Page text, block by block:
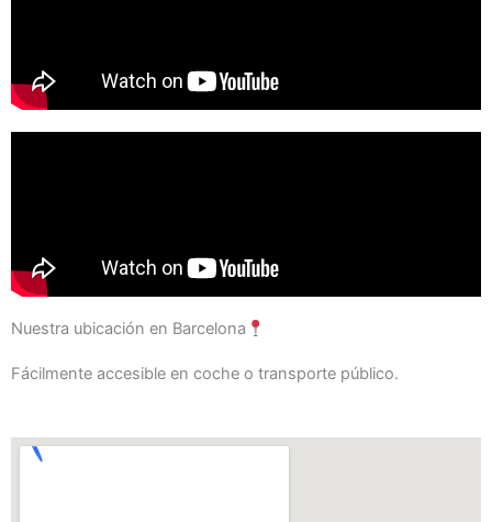
Nuestra ubicación en Barcelona
Fácilmente accesible en coche o transporte público.